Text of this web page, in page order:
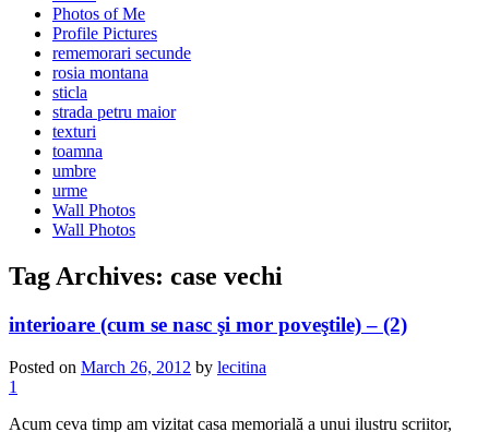
Photos of Me
Profile Pictures
rememorari secunde
rosia montana
sticla
strada petru maior
texturi
toamna
umbre
urme
Wall Photos
Wall Photos
Tag Archives: case vechi
interioare (cum se nasc şi mor poveştile) – (2)
Posted on March 26, 2012 by lecitina
1
Acum ceva timp am vizitat casa memorială a unui ilustru scriitor,